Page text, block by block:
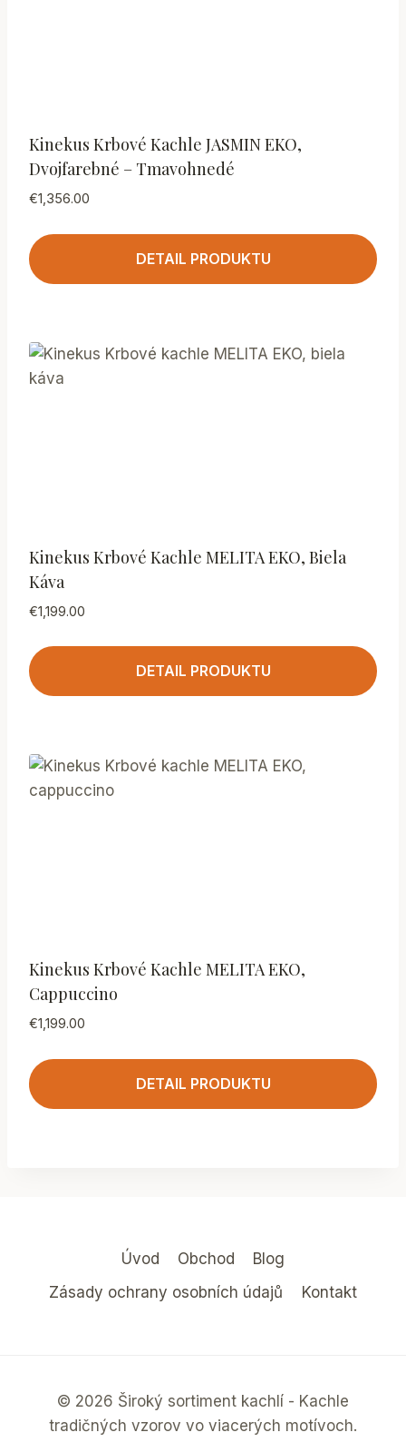
Kinekus Krbové Kachle JASMIN EKO,
Dvojfarebné – Tmavohnedé
€1,356.00
DETAIL PRODUKTU
Kinekus Krbové Kachle MELITA EKO, Biela
Káva
€1,199.00
DETAIL PRODUKTU
Kinekus Krbové Kachle MELITA EKO,
Cappuccino
€1,199.00
DETAIL PRODUKTU
Úvod Obchod
Blog
Zásady ochrany osobních údajů
Kontakt
© 2026 Široký sortiment kachlí - Kachle
tradičných vzorov vo viacerých motívoch.